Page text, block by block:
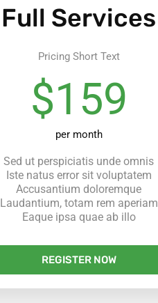
Full Services
Pricing Short Text
$159
per month
Sed ut perspiciatis unde omnis
Iste natus error sit voluptatem
Accusantium doloremque
Laudantium, totam rem aperiam
Eaque ipsa quae ab illo
REGISTER NOW